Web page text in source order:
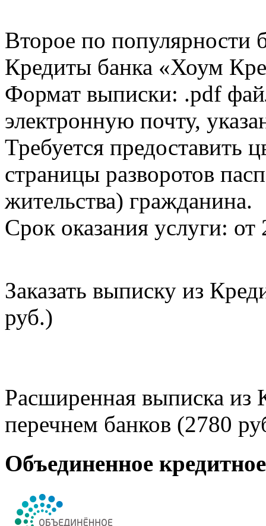
Второе по популярности
Кредиты банка «Хоум
Формат выписки: .pdf
электронную почту,
Требуется предоставить
страницы разворотов
жительства) гражданина.
Срок оказания услуги: от
Заказать выписку из
руб.)
Расширенная выписка из
перечнем банков (2780
Объединенное